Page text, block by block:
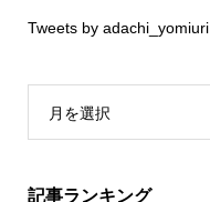
Tweets by adachi_yomiuri
月を選択
記事ランキング